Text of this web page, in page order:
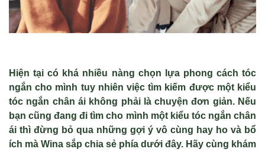
Hiện tại có khá nhiều nàng chọn lựa phong cách tóc
ngắn cho mình tuy nhiên việc tìm kiếm được một kiểu
tóc ngắn chân ái không phải là chuyện đơn giản. Nếu
bạn cũng đang đi tìm cho mình một kiểu tóc ngắn chân
ái thì đừng bỏ qua những gợi ý vô cùng hay ho và bổ
ích mà Wina sắp chia sẻ phía dưới đây. Hãy cùng khám